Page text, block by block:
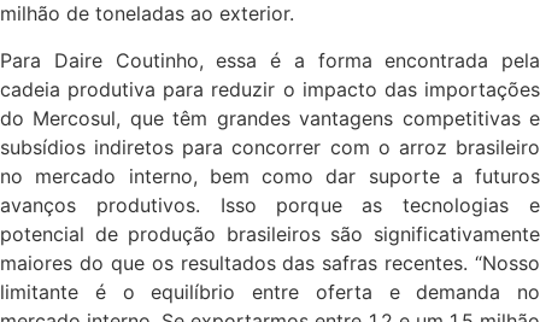
milhão de toneladas ao exterior.
Para Daire Coutinho, essa é a forma encontrada pela
cadeia produtiva para reduzir o impacto das importações
do Mercosul, que têm grandes vantagens competitivas e
subsídios indiretos para concorrer com o arroz brasileiro
no mercado interno, bem como dar suporte a futuros
avanços produtivos. Isso porque as tecnologias e
potencial de produção brasileiros são significativamente
maiores do que os resultados das safras recentes. “Nosso
limitante é o equilíbrio entre oferta e demanda no